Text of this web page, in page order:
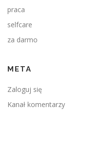
praca
selfcare
za darmo
META
Zaloguj się
Kanał komentarzy